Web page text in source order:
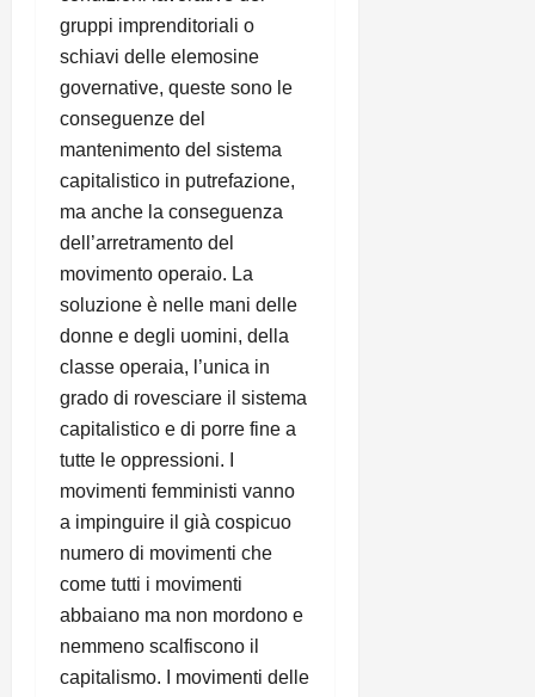
gruppi imprenditoriali o
schiavi delle elemosine
governative, queste sono le
conseguenze del
mantenimento del sistema
capitalistico in putrefazione,
ma anche la conseguenza
dell’arretramento del
movimento operaio. La
soluzione è nelle mani delle
donne e degli uomini, della
classe operaia, l’unica in
grado di rovesciare il sistema
capitalistico e di porre fine a
tutte le oppressioni. I
movimenti femministi vanno
a impinguire il già cospicuo
numero di movimenti che
come tutti i movimenti
abbaiano ma non mordono e
nemmeno scalfiscono il
capitalismo. I movimenti delle